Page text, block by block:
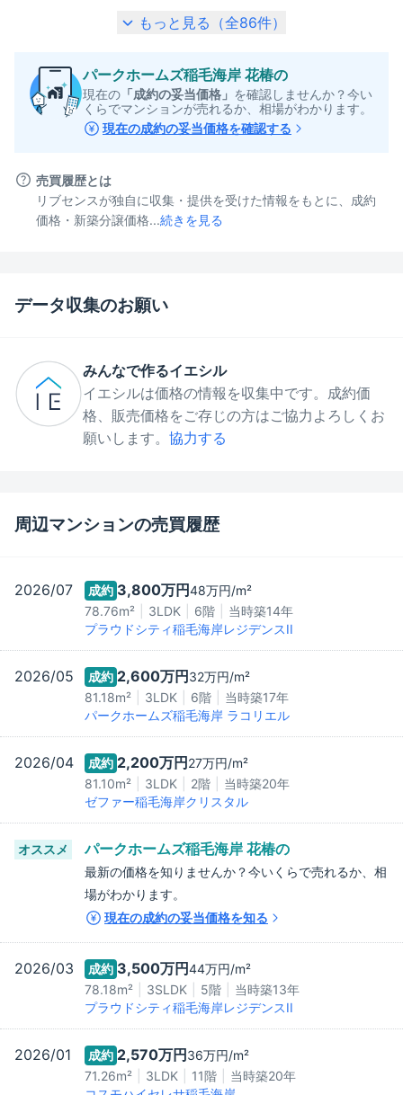
もっと見る（全86件）
パークホームズ稲毛海岸 花椿の
現在の 「成約の妥当価格」 を確認しませんか？今い
くらでマンションが売れるか、相場がわかります。
現在の成約の妥当価格を確認する
売買履歴とは
リブセンスが独自に収集・提供を受けた情報をもとに、成約
価格・新築分譲価格...続きを見る
データ収集のお願い
みんなで作るイエシル
イエシルは価格の情報を収集中です。成約価
格、販売価格をご存じの方はご協力よろしくお
願いします。 協力する
周辺マンションの売買履歴
2026/07 成約 3,800万円48万円/m²
78.76m²
3LDK 6階 当時築14年
プラウドシティ稲毛海岸レジデンスII
2026/05 成約 2,600万円 32万円/m²
81.18m²
3LDK 6階 当時築17年
パークホームズ稲毛海岸 ラコリエル
2026/04 成約 2,200万円 27万円/m²
81.10m²
3LDK 2階 当時築20年
ゼファー稲毛海岸クリスタル
オススメ パークホームズ稲毛海岸 花椿の
最新の価格を知りませんか？今いくらで売れるか、相
場がわかります。
現在の成約の妥当価格を知る
2026/03 成約 3,500万円44万円/m²
78.18m²
3SLDK 5階 当時築13年
プラウドシティ稲毛海岸レジデンスII
2026/01 成約 2,570万円 36万円/m²
71.26m²
3LDK 11階 当時築20年